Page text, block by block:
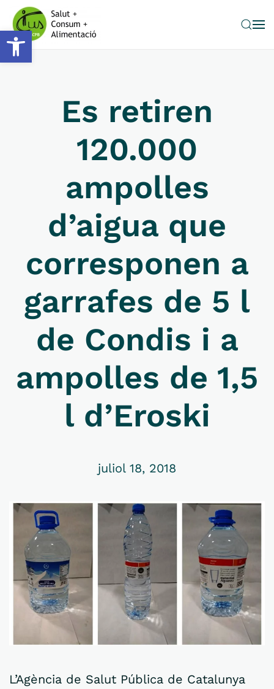
Obre la barra d'eines
Skip to main content
Es retiren
120.000
ampolles
d’aigua que
corresponen a
garrafes de 5 l
de Condis i a
ampolles de 1,5
l d’Eroski
juliol 18, 2018
L’Agència de Salut Pública de Catalunya